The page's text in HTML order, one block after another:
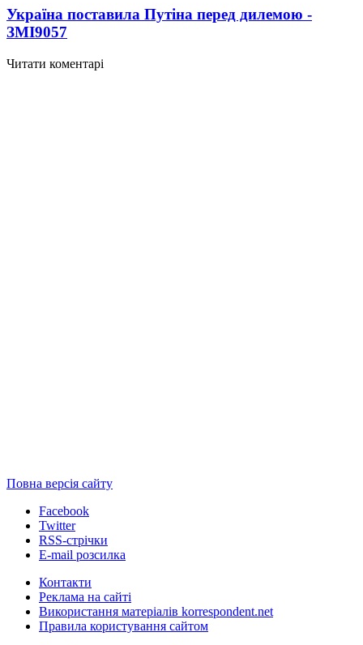
Україна поставила Путіна перед дилемою -
ЗМІ9057
Читати коментарі
Повна версія сайту
Facebook
Twitter
RSS-стрічки
E-mail розсилка
Контакти
Реклама на сайті
Використання матеріалів korrespondent.net
Правила користування сайтом